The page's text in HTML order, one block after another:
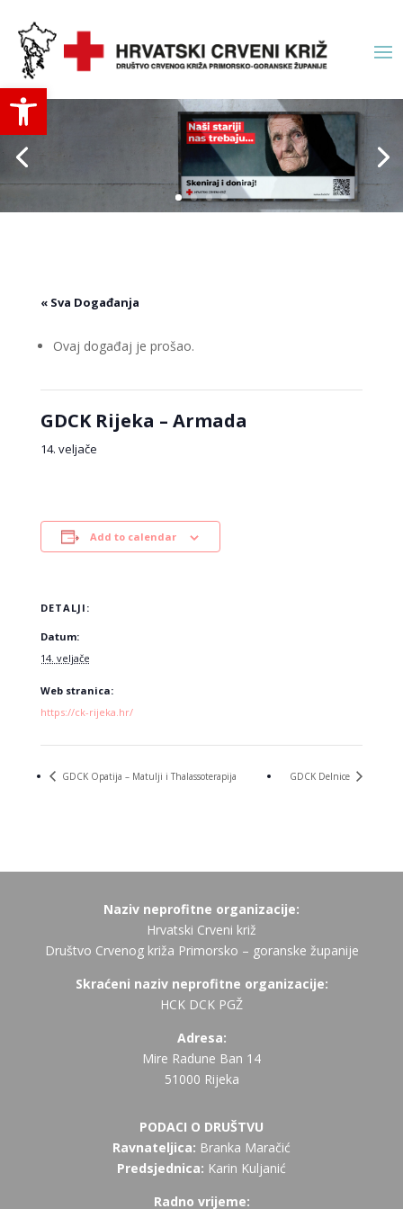
Open toolbar
« Sva Događanja
Ovaj događaj je prošao.
GDCK Rijeka – Armada
14. veljače
Add to calendar
DETALJI:
Datum:
14. veljače
Web stranica:
https://ck-rijeka.hr/
GDCK Opatija – Matulji i Thalassoterapija GDCK Delnice
Naziv neprofitne organizacije:
Hrvatski Crveni križ
Društvo Crvenog križa Primorsko – goranske županije
Skraćeni naziv neprofitne organizacije:
HCK DCK PGŽ
Adresa:
Mire Radune Ban 14
51000 Rijeka
PODACI O DRUŠTVU
Ravnateljica: Branka Maračić
Predsjednica: Karin Kuljanić
Radno vrijeme: